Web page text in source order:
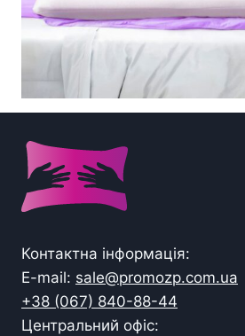
Контактна інформація:
E-mail: sale@promozp.com.ua
+38 (067) 840-88-44
Центральний офіс: